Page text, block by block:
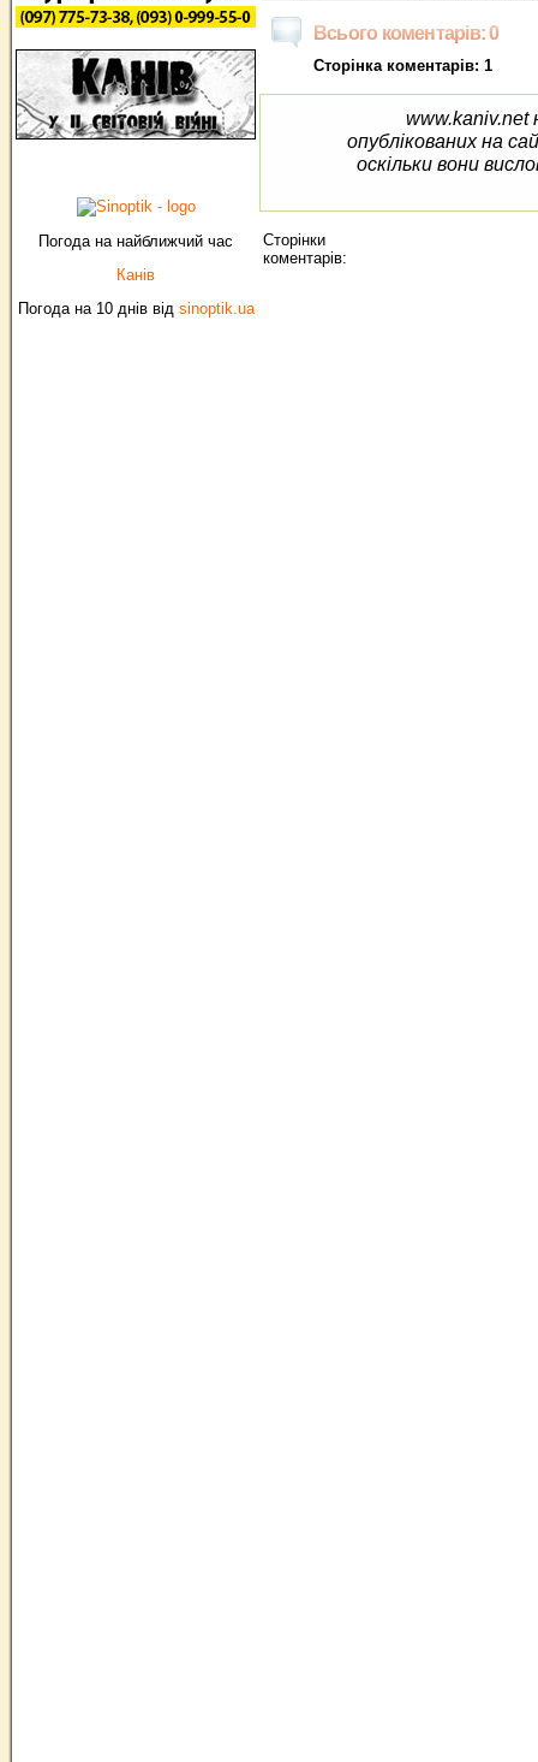
Погода на найближчий час
Канів
Погода на 10 днів від sinoptik.ua
Всього коментарів: 0
Сторінка коментарів: 1
www.kaniv.net
опублікованих на
оскільки вони
Сторінки
коментарів: